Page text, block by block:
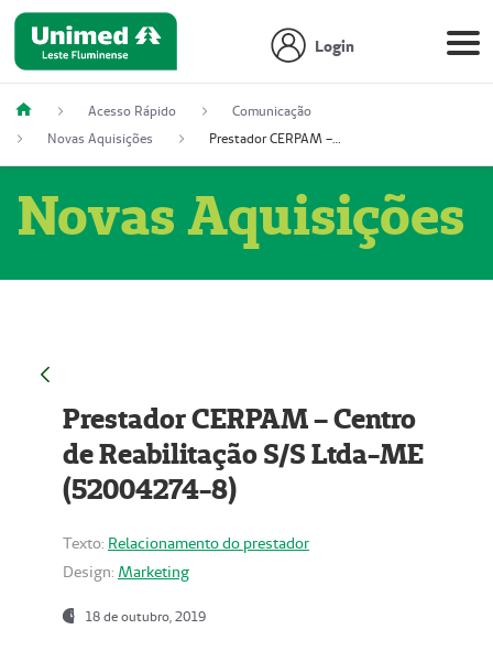
Login
Acesso Rápido
Comunicação
Novas Aquisições
Prestador CERPAM – Centro de Reabilitação S/S Ltda-ME (52004274-8)
Novas Aquisições
Prestador CERPAM – Centro
de Reabilitação S/S Ltda-ME
(52004274-8)
Texto: Relacionamento do prestador
Design: Marketing
18 de outubro, 2019